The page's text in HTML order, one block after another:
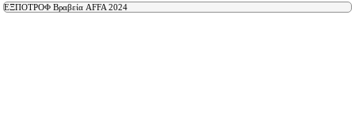
ΕΞΠΟΤΡΟΦ Βραβεία AFFA 2024